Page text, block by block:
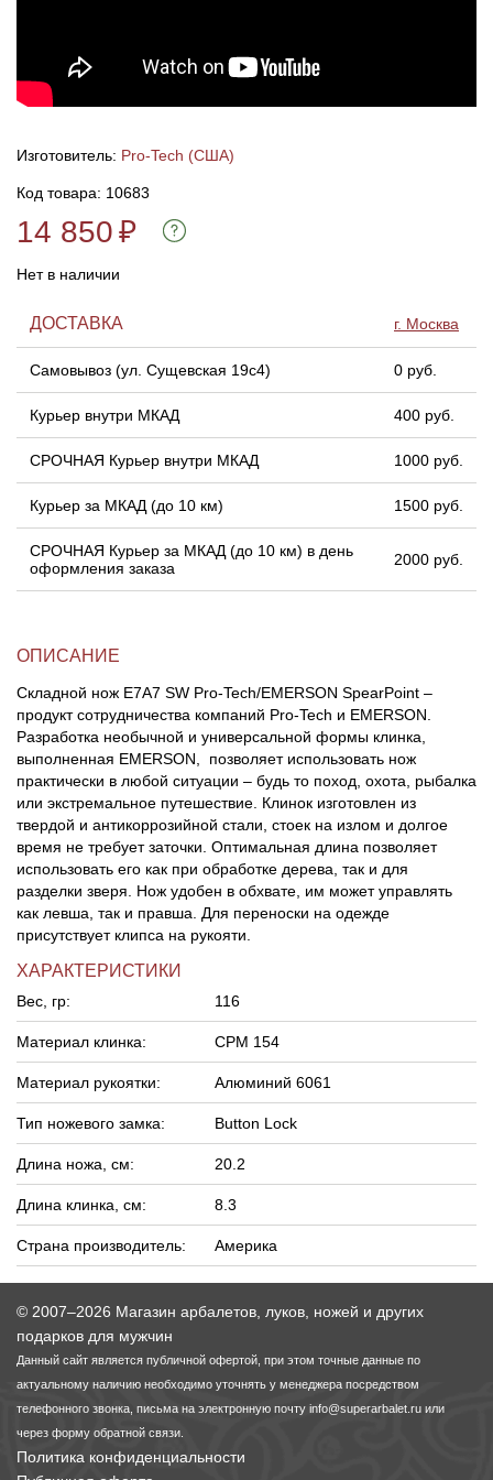
Изготовитель: Pro-Tech (США)
Код товара: 10683
14 850₽
Нет в наличии
ДОСТАВКА г. Москва
Самовывоз (ул. Сущевская 19с4) 0 руб.
Курьер внутри МКАД 400 руб.
СРОЧНАЯ Курьер внутри МКАД 1000 руб.
Курьер за МКАД (до 10 км) 1500 руб.
СРОЧНАЯ Курьер за МКАД (до 10 км) в день
оформления заказа
2000 руб.
ОПИСАНИЕ
Складной нож E7A7 SW Pro-Tech/EMERSON SpearPoint –
продукт сотрудничества компаний Pro-Tech и EMERSON.
Разработка необычной и универсальной формы клинка,
выполненная EMERSON, позволяет использовать нож
практически в любой ситуации – будь то поход, охота, рыбалка
или экстремальное путешествие. Клинок изготовлен из
твердой и антикоррозийной стали, стоек на излом и долгое
время не требует заточки. Оптимальная длина позволяет
использовать его как при обработке дерева, так и для
разделки зверя. Нож удобен в обхвате, им может управлять
как левша, так и правша. Для переноски на одежде
присутствует клипса на рукояти.
ХАРАКТЕРИСТИКИ
Вес, гр: 116
Материал клинка: CPM 154
Материал рукоятки: Алюминий 6061
Тип ножевого замка: Button Lock
Длина ножа, см: 20.2
Длина клинка, см: 8.3
Страна производитель: Америка
© 2007–2026 Магазин арбалетов, луков, ножей и других
подарков для мужчин
Данный сайт является публичной офертой, при этом точные данные по
актуальному наличию необходимо уточнять у менеджера посредством
телефонного звонка, письма на электронную почту info@superarbalet.ru или
через форму обратной связи.
Политика конфиденциальности
Полочки для лука
Кликеры для лука
Плунжеры для лука
Киссеры для лука
Ножи складные